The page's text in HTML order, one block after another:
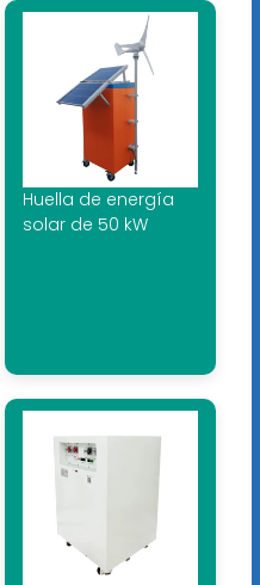
Huella de energía
solar de 50 kW